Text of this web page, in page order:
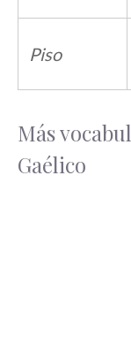
Piso
Más
Gaélico